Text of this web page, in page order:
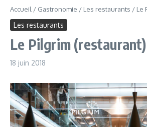
Accueil / Gastronomie / Les restaurants / Le
Les restaurants
Le Pilgrim (restaurant)
18 juin 2018